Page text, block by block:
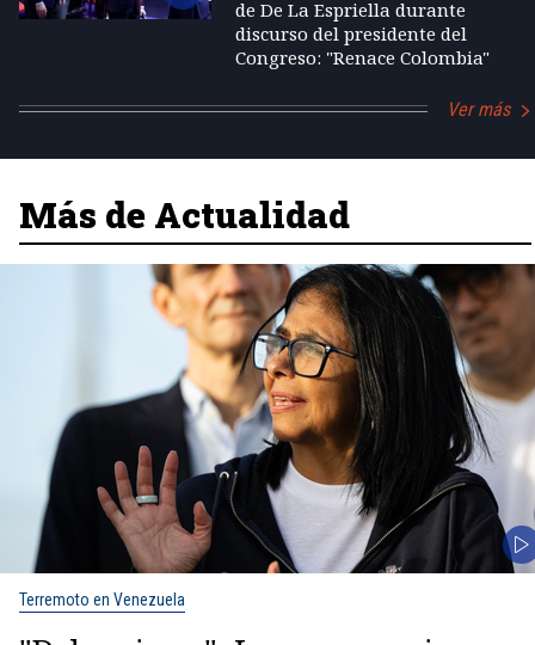
de De La Espriella durante
discurso del presidente del
Congreso: "Renace Colombia"
Ver más
Más de Actualidad
Terremoto en Venezuela